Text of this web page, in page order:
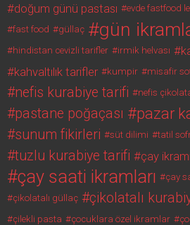
doğum günü pastası
evde fastfood
fast food
güllaç gün
hindistan cevizli tarifler
irmik helvası
kahvaltılık tarifler
kumpir misafir
nefis kurabiye tarifi nefis
pastane poğaçası pazar
sunum fikirleri süt dilimi tatil
tuzlu kurabiye tarifi çay ikramı
çay saati ikramları
çay
çikolatalı güllaç
çikolatalı
çilekli pasta çocuklara özel ikramlar